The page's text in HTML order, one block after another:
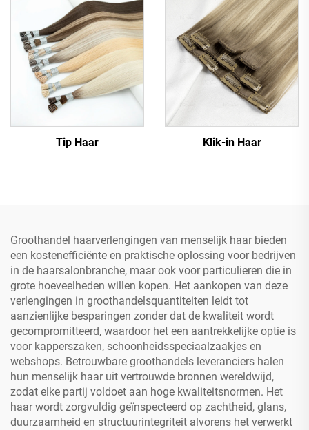
Tip Haar Klik-in Haar
Groothandel haarverlengingen van menselijk haar bieden
een kostenefficiënte en praktische oplossing voor bedrijven
in de haarsalonbranche, maar ook voor particulieren die in
grote hoeveelheden willen kopen. Het aankopen van deze
verlengingen in groothandelsquantiteiten leidt tot
aanzienlijke besparingen zonder dat de kwaliteit wordt
gecompromitteerd, waardoor het een aantrekkelijke optie is
voor kapperszaken, schoonheidsspeciaalzaakjes en
webshops. Betrouwbare groothandels leveranciers halen
hun menselijk haar uit vertrouwde bronnen wereldwijd,
zodat elke partij voldoet aan hoge kwaliteitsnormen. Het
haar wordt zorgvuldig geïnspecteerd op zachtheid, glans,
duurzaamheid en structuurintegriteit alvorens het verwerkt